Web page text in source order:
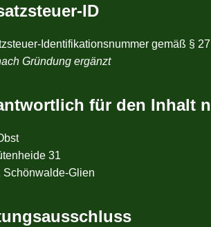
ID
Identifikationsnummer gemäß §
Gründung ergänzt
für den Inhalt
31
Schönwalde-Glien